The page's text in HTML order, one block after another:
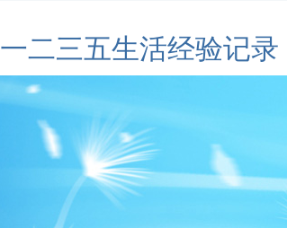
一二三五生活经验记录